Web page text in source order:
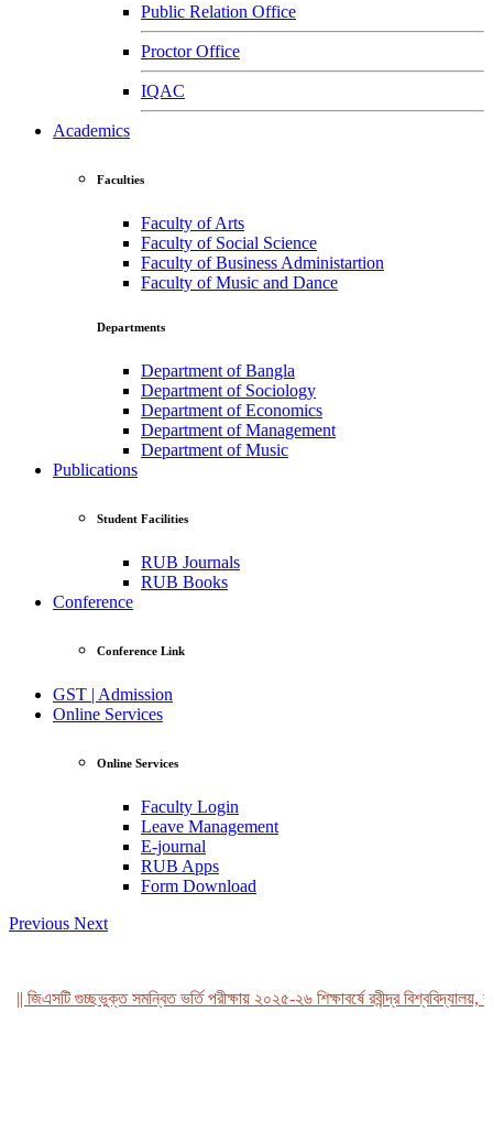
Public Relation Office
Proctor Office
IQAC
Academics
Faculties
Faculty of Arts
Faculty of Social Science
Faculty of Business Administartion
Faculty of Music and Dance
Departments
Department of Bangla
Department of Sociology
Department of Economics
Department of Management
Department of Music
Publications
Student Facilities
RUB Journals
RUB Books
Conference
Conference Link
GST | Admission
Online Services
Online Services
Faculty Login
Leave Management
E-journal
RUB Apps
Form Download
Previous Next
জিএসটি গুচ্ছভুক্ত সমন্বিত ভর্তি পরীক্ষায় ২০২৫-২৬ শিক্ষাবর্ষে রবীন্দ্র বিশ্ববিদ্যালয়,